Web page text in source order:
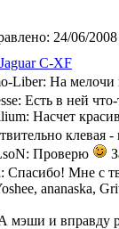
24/06/
C-XF
Liber: На мелочи
Есть в ней
Насчет
клевая
Проверю
Спасибо! Мне с
ananaska,
мэши и вправду